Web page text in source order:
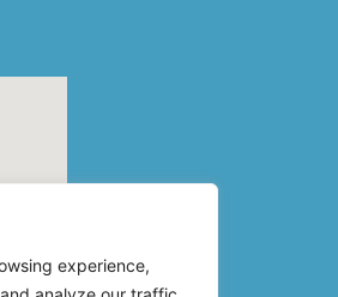
experience,